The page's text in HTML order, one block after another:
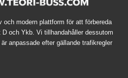
och modern plattform för att förbereda
och Ykb. Vi tillhandahåller dessutom
anpassade efter gällande trafikregler